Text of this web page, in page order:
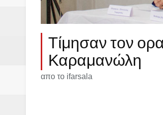
ΠΡΟΚΗΡΥΞΗ
Βάιος Γκανής
Τίμησαν τον
Καραμανώλη
απο το ifarsala